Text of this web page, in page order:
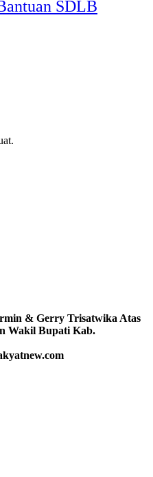
SDLB
& Gerry Trisatwika Atas
Wakil Bupati Kab.